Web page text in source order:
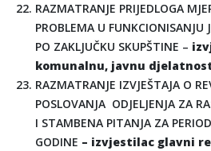
RAZMATRANJE PRIJEDLOGA
PROBLEMA U FUNKCIONISANJU
PO ZAKLJUČKU SKUPŠTINE –
komunalnu, javnu
RAZMATRANJE IZVJEŠTAJA O
POSLOVANJA ODJELJENJA ZA
I STAMBENA PITANJA ZA
GODINE – izvjestilac glavni